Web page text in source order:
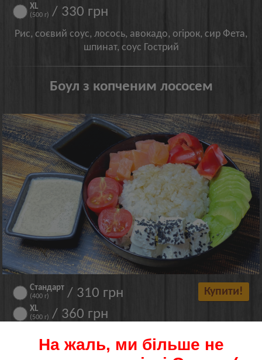
На жаль, ми більше не
XL
(500 г) / 330 грн
Рис, соєвий соус, лосось, авокадо, огірок, сир Фета,
шпинат, соус Гострий
Боул з копченим лососем
Стандарт
(400 г) / 310 грн
XL
(500 г) / 360 грн
Купити!
Рис, соєвий соус, лосось копчений, болгарський перчик,
помідорки Черрі, авокадо, сир Фета, кунжут чорний, соус